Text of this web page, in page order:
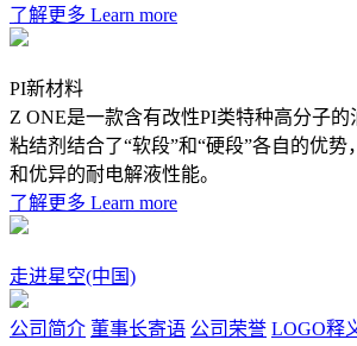
了解更多 Learn more
PI新材料
Z ONE是一款含有改性PI类特种高分子的
粘结剂结合了“软段”和“硬段”各自的优势
和优异的耐电解液性能。
了解更多 Learn more
走进星空(中国)
公司简介 董事长寄语 公司荣誉 LOGO释